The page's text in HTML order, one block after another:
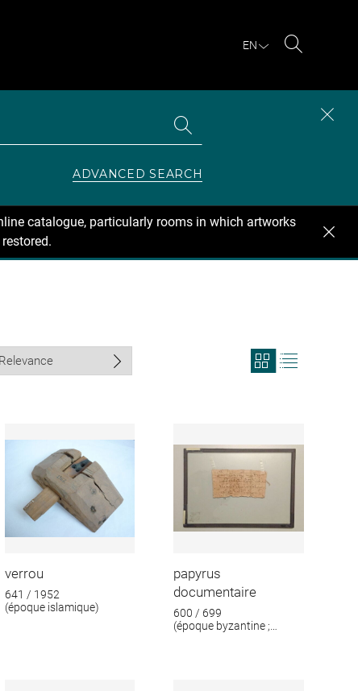
EN
ADVANCED SEARCH
catalogue, particularly rooms in which artworks
View
search
verrou
641 / 1952
(époque islamique)
papyrus
documentaire
600 / 699
(époque byzantine ;